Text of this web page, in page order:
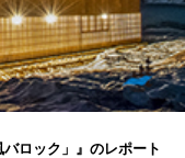
ロック」』のレポート